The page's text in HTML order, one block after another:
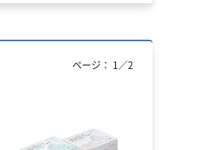
ページ： 1 ／2